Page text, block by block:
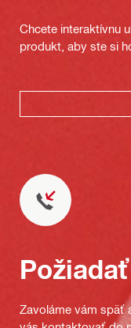
Chcete interaktívnu
produkt, aby ste si
Zavoláme vám späť